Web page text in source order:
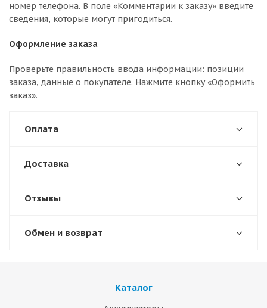
номер телефона. В поле «Комментарии к заказу» введите
сведения, которые могут пригодиться.
Оформление заказа
Проверьте правильность ввода информации: позиции
заказа, данные о покупателе. Нажмите кнопку «Оформить
заказ».
Оплата
Доставка
Отзывы
Обмен и возврат
Каталог